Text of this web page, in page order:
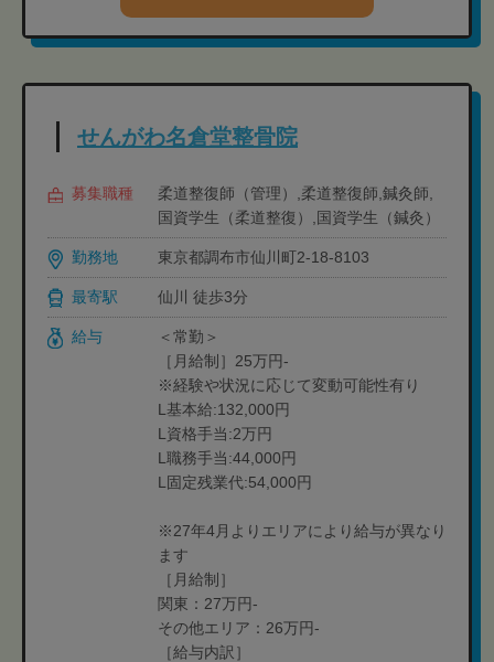
せんがわ名倉堂整骨院
募集職種
柔道整復師（管理）,柔道整復師,鍼灸師,
国資学生（柔道整復）,国資学生（鍼灸）
勤務地 東京都調布市仙川町2-18-8103
最寄駅 仙川 徒歩3分
給与
＜常勤＞
［月給制］25万円-
※経験や状況に応じて変動可能性有り
L基本給:132,000円
L資格手当:2万円
L職務手当:44,000円
L固定残業代:54,000円
※27年4月よりエリアにより給与が異なり
ます
［月給制］
関東：27万円-
その他エリア：26万円-
［給与内訳］